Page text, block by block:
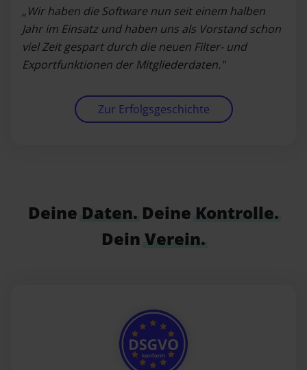
„Wir haben die Software nun seit einem halben
Jahr im Einsatz und haben uns als Vorstand schon
viel Zeit gespart durch die neuen Filter- und
Exportfunktionen der Mitgliederdaten."
Zur Erfolgsgeschichte
Deine Daten. Deine Kontrolle.
Dein Verein.